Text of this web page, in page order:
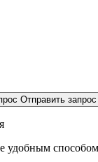
Отправить запрос
удобным